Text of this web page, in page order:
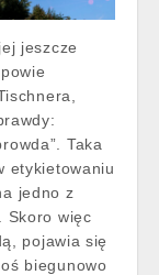
jeszcze
Taka
etykietowaniu
jedno z
Skoro więc
pojawia się
biegunowo